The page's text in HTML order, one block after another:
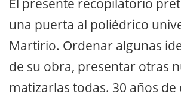
El presente recopilatorio
una puerta al poliédrico
Martirio. Ordenar algunas
de su obra, presentar otras
matizarlas todas. 30 años